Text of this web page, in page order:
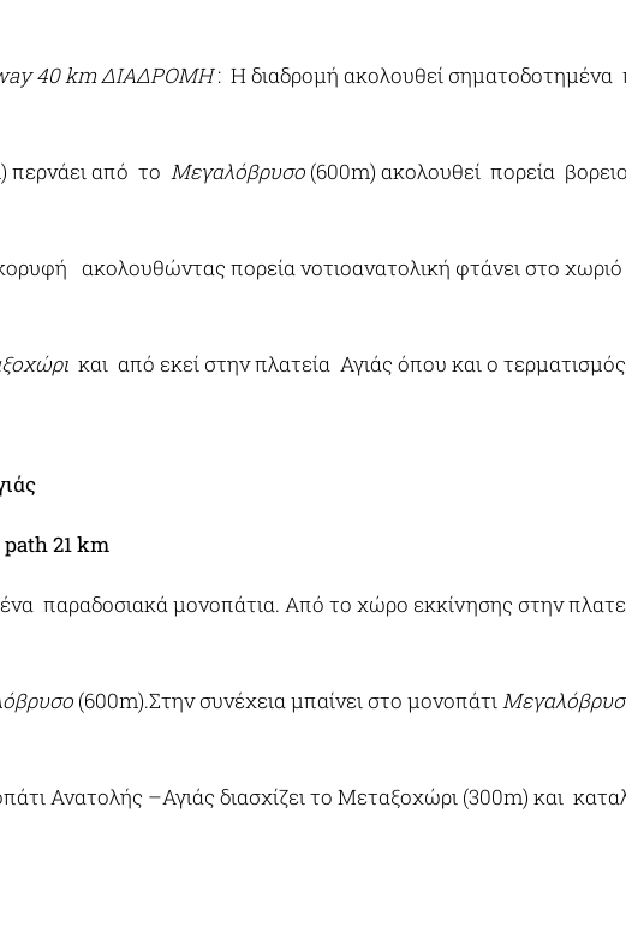
way 40 km ΔΙΑΔΡΟΜΗ: Η διαδρομή ακολουθεί σηματοδοτημένα
περνάει από το Μεγαλόβρυσο(600m) ακολουθεί πορεία
ακολουθώντας πορεία νοτιοανατολική φτάνει στο χωριό
και από εκεί στην πλατεία Αγιάς όπου και ο
path 21 km
παραδοσιακά μονοπάτια. Από το χώρο εκκίνησης στην
(600m).Στην συνέχεια μπαίνει στο μονοπάτι
Ανατολής –Αγιάς διασχίζει το Μεταξοχώρι (300m) και